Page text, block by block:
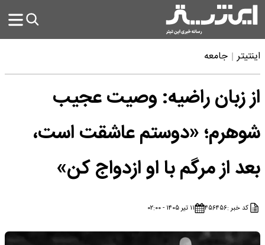
اینتیتر جامعه
از زبان راضیه: وصیت عجیب
شوهرم؛ «دوستم عاشقت است،
بعد از مرگم با او ازدواج کن»
کد خبر :۴۵۶۴۵۶ ۱۱ تیر ۱۴۰۵ - ۰۲:۰۰